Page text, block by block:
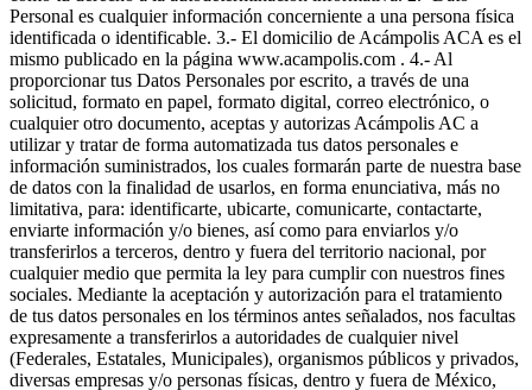
Personal es cualquier información concerniente a una persona física
identificada o identificable. 3.- El domicilio de Acámpolis ACA es el
mismo publicado en la página www.acampolis.com . 4.- Al
proporcionar tus Datos Personales por escrito, a través de una
solicitud, formato en papel, formato digital, correo electrónico, o
cualquier otro documento, aceptas y autorizas Acámpolis AC a
utilizar y tratar de forma automatizada tus datos personales e
información suministrados, los cuales formarán parte de nuestra base
de datos con la finalidad de usarlos, en forma enunciativa, más no
limitativa, para: identificarte, ubicarte, comunicarte, contactarte,
enviarte información y/o bienes, así como para enviarlos y/o
transferirlos a terceros, dentro y fuera del territorio nacional, por
cualquier medio que permita la ley para cumplir con nuestros fines
sociales. Mediante la aceptación y autorización para el tratamiento
de tus datos personales en los términos antes señalados, nos facultas
expresamente a transferirlos a autoridades de cualquier nivel
(Federales, Estatales, Municipales), organismos públicos y privados,
diversas empresas y/o personas físicas, dentro y fuera de México,